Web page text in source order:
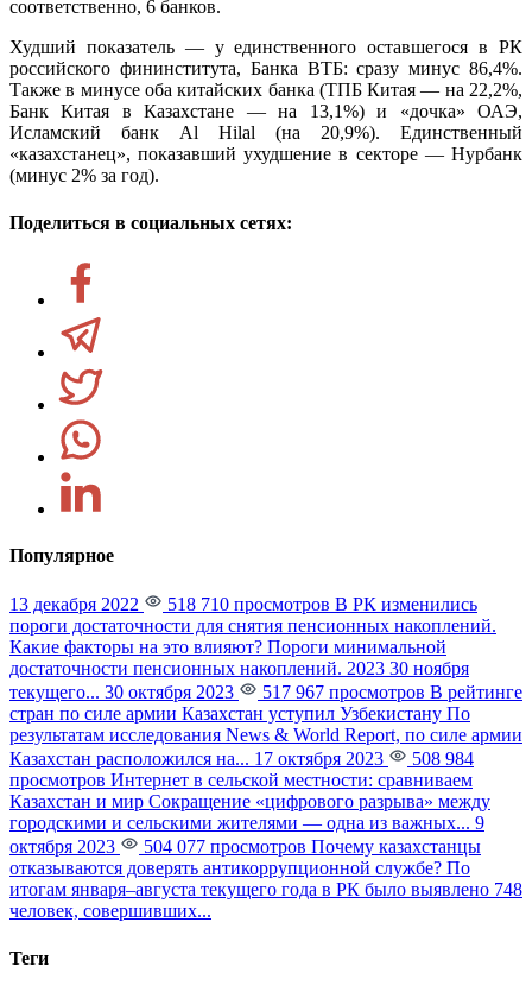
соответственно, 6 банков.
Худший показатель — у единственного оставшегося в РК
российского фининститута, Банка ВТБ: сразу минус 86,4%.
Также в минусе оба китайских банка (ТПБ Китая — на 22,2%,
Банк Китая в Казахстане — на 13,1%) и «дочка» ОАЭ,
Исламский банк Al Hilal (на 20,9%). Единственный
«казахстанец», показавший ухудшение в секторе — Нурбанк
(минус 2% за год).
Поделиться в социальных сетях:
Популярное
13 декабря 2022 518 710 просмотров В РК изменились
пороги достаточности для снятия пенсионных накоплений.
Какие факторы на это влияют? Пороги минимальной
достаточности пенсионных накоплений. 2023 30 ноября
текущего... 30 октября 2023 517 967 просмотров В рейтинге
стран по силе армии Казахстан уступил Узбекистану По
результатам исследования News & World Report, по силе армии
Казахстан расположился на... 17 октября 2023
508 984
просмотров Интернет в сельской местности: сравниваем
Казахстан и мир Сокращение «цифрового разрыва» между
городскими и сельскими жителями — одна из важных... 9
октября 2023
504 077 просмотров Почему казахстанцы
отказываются доверять антикоррупционной службе? По
итогам января–августа текущего года в РК было выявлено 748
человек, совершивших...
Теги